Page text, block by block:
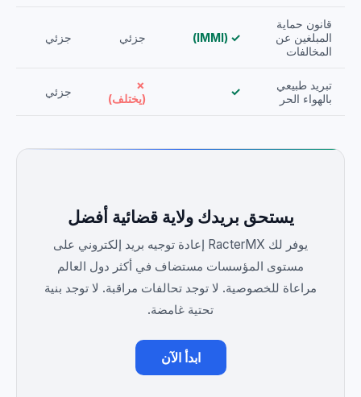
قانون حماية
المبلغين عن
المخالفات
✓ (IMMI) جزئي جزئي
تبريد طبيعي
بالهواء الحر
✓
✗
(يختلف)
جزئي
يستحق بريدك ولاية قضائية أفضل
يوفر لك RacterMX إعادة توجيه بريد إلكتروني على
مستوى المؤسسات مستضاف في أكثر دول العالم
مراعاة للخصوصية. لا توجد تحالفات مراقبة. لا توجد بنية
تحتية غامضة.
ابدأ الآن